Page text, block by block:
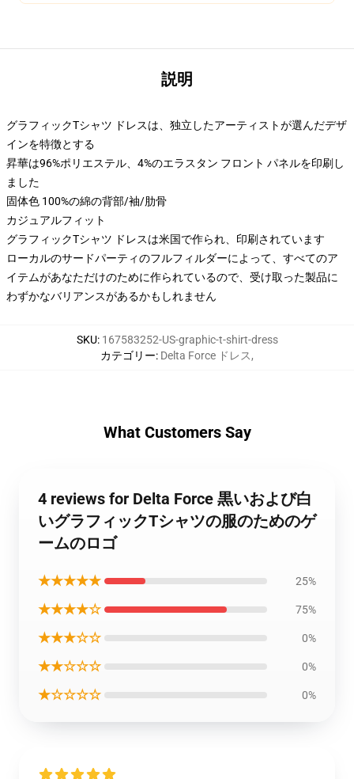
説明
グラフィックTシャツ ドレスは、独立したアーティストが選んだデザ
インを特徴とする
昇華は96%ポリエステル、4%のエラスタン フロント パネルを印刷し
ました
固体色 100%の綿の背部/袖/肋骨
カジュアルフィット
グラフィックTシャツ ドレスは米国で作られ、印刷されています
ローカルのサードパーティのフルフィルダーによって、すべてのア
イテムがあなただけのために作られているので、受け取った製品に
わずかなバリアンスがあるかもしれません
SKU: 167583252-US-graphic-t-shirt-dress
カテゴリー: Delta Force ドレス,
What Customers Say
4 reviews for Delta Force 黒いおよび白
いグラフィックTシャツの服のためのゲ
ームのロゴ
★★★★★ 25%
★★★★☆ 75%
★★★☆☆ 0%
★★☆☆☆ 0%
★☆☆☆☆ 0%